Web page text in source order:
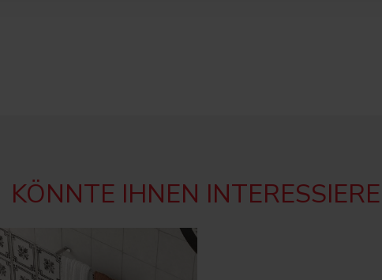
KÖNNTE IHNEN